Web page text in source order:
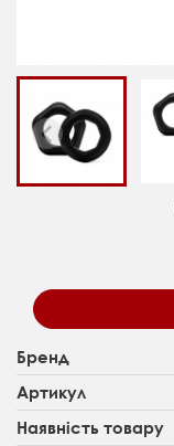
Бренд
Артикул
Наявність товару